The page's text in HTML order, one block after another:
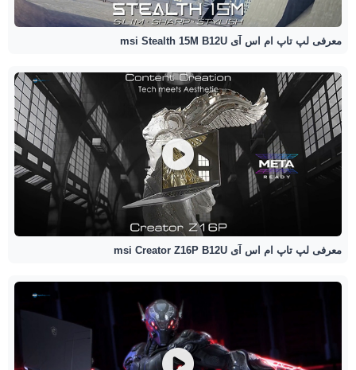
معرفی لپ تاپ ام اس آی msi Stealth 15M B12U
معرفی لپ تاپ ام اس آی msi Creator Z16P B12U